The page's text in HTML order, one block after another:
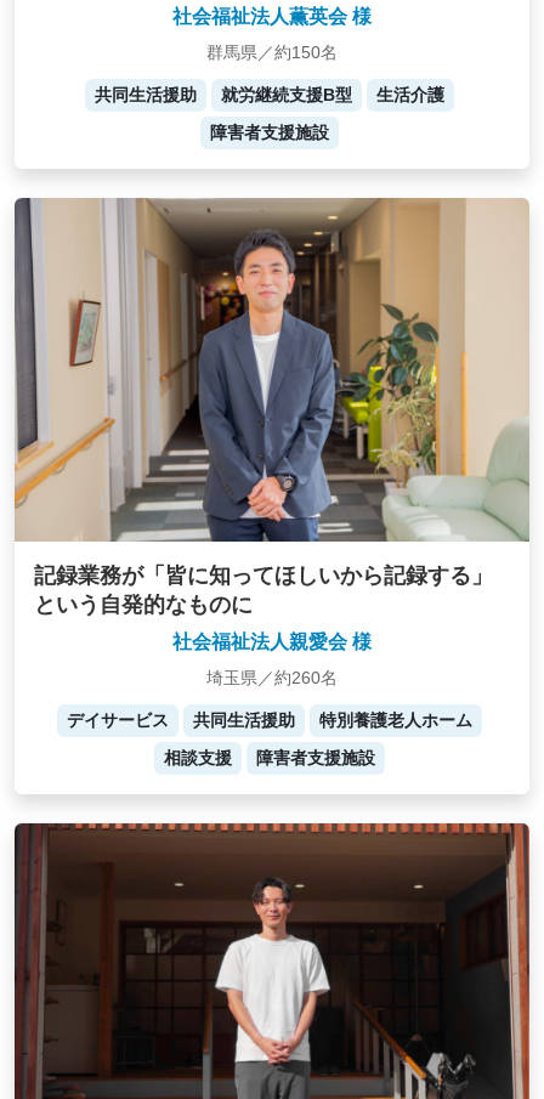
社会福祉法人薫英会 様
群馬県／約150名
共同生活援助 就労継続支援B型
生活介護
障害者支援施設
記録業務が「皆に知ってほしいから記録する」
という自発的なものに
社会福祉法人親愛会 様
埼玉県／約260名
デイサービス 共同生活援助
特別養護老人ホーム
相談支援
障害者支援施設